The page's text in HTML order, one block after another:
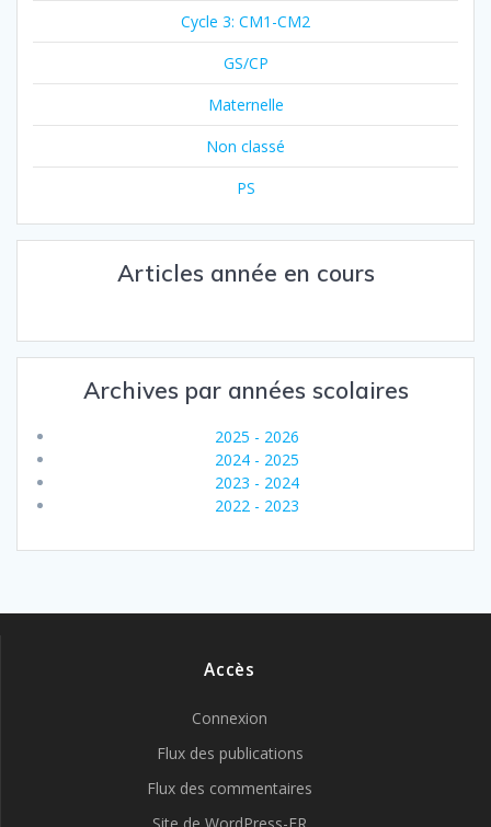
Cycle 3: CM1-CM2
GS/CP
Maternelle
Non classé
PS
Articles année en cours
Archives par années scolaires
2025 - 2026
2024 - 2025
2023 - 2024
2022 - 2023
Accès
Connexion
Flux des publications
Flux des commentaires